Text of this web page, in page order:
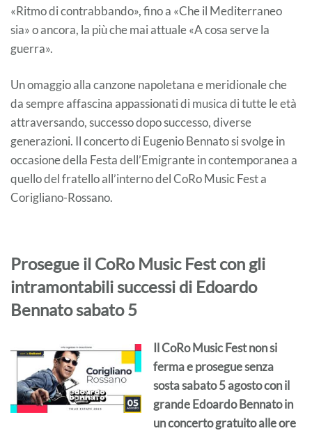
«Ritmo di contrabbando», fino a «Che il Mediterraneo
sia» o ancora, la più che mai attuale «A cosa serve la
guerra».
Un omaggio alla canzone napoletana e meridionale che
da sempre affascina appassionati di musica di tutte le età
attraversando, successo dopo successo, diverse
generazioni. Il concerto di Eugenio Bennato si svolge in
occasione della Festa dell’Emigrante in contemporanea a
quello del fratello all’interno del CoRo Music Fest a
Corigliano-Rossano.
Prosegue il CoRo Music Fest con gli
intramontabili successi di Edoardo
Bennato sabato 5
Il CoRo Music Fest non si
ferma e prosegue senza
sosta sabato 5 agosto con il
grande Edoardo Bennato in
un concerto gratuito alle ore